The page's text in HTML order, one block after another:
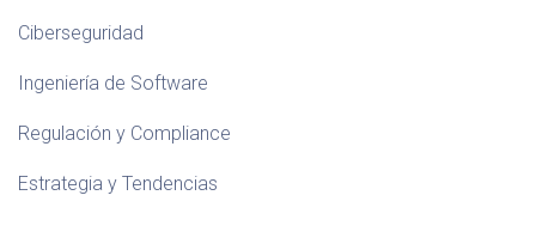
Ciberseguridad
Ingeniería de Software
Regulación y Compliance
Estrategia y Tendencias